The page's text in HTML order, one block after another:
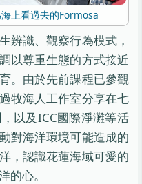
上看過去的Formosa
辨識、觀察行為模式，
以尊重生態的方式接近
。由於先前課程已參觀
牧海人工作室分享在七
以及ICC國際淨灘等活
對海洋環境可能造成的
，認識花蓮海域可愛的
的心。